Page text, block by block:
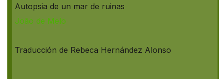
Autopsia de un mar de ruinas
João de Melo
Traducción de Rebeca Hernández Alonso